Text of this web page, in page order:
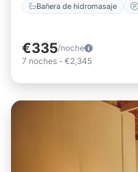
Bañera de hidromasaje
€335/noche
7 noches - €2,345